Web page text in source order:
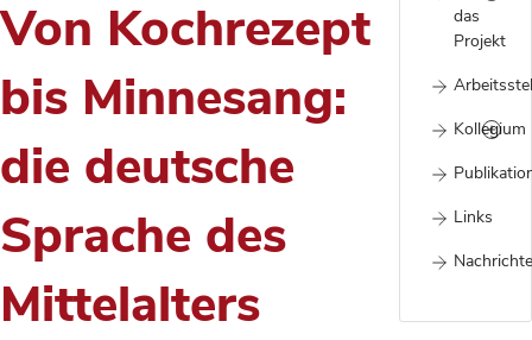
das
Projekt
Kollegium
Links
Von Kochrezept
bis Minnesang:
die deutsche
Sprache des
Mittelalters